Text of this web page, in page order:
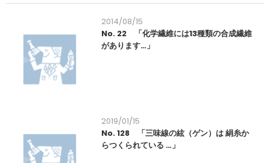
2014/08/15
No. 22 「化学繊維には13種類の合成繊維
があります…」
2019/01/15
No. 128 「三味線の絃（ゲン）は 絹糸か
らつくられている …」